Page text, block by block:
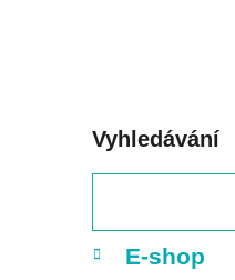
Vyhledávání
kategorie
K
a
E-shop